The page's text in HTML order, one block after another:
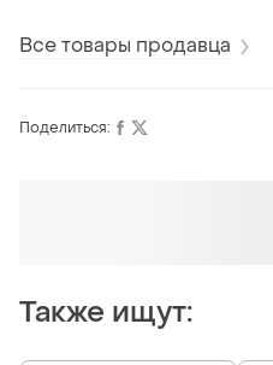
Все товары продавца
Поделиться:
Также ищут: